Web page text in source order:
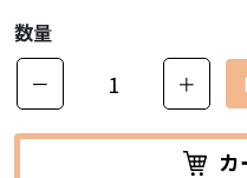
数量
－
＋
カ